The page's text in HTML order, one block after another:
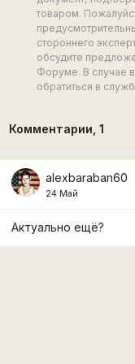
товаром.
стороннего
обсудите
Форуме. В случае
обратиться в
Комментарии, 1
alexbaraban60
24 Май
Актуально ещё?